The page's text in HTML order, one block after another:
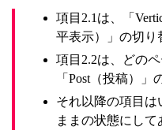
項目2.1は、「
平表示）」の切り
項目2.2は、どの
「Post（投稿）」
それ以降の項目
ままの状態にして